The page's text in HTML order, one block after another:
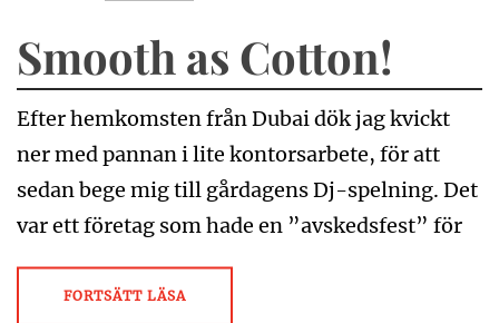
Smooth as Cotton!
Efter hemkomsten från Dubai dök jag kvickt
ner med pannan i lite kontorsarbete, för att
sedan bege mig till gårdagens Dj-spelning. Det
var ett företag som hade en ”avskedsfest” för
FORTSÄTT LÄSA